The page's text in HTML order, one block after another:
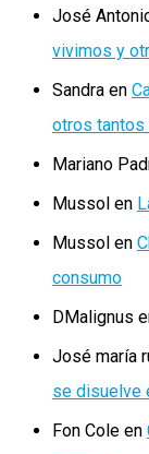
José
vivimos y
Sandra en
otros tantos
Mariano
Mussol en
Mussol en
consumo
DMalignus
José maría
se disuelve
Fon Cole en